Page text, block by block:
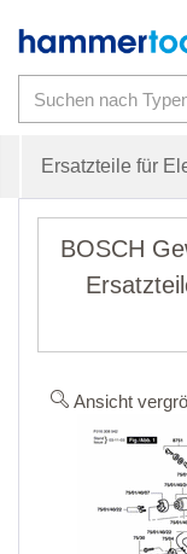
Ersatzteile für
BOSCH
Ansicht